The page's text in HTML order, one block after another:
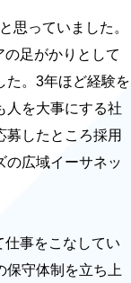
思っていました。
足がかりとして
た。3年ほど経験を
人を大事にする社
募したところ採用
の広域イーサネッ
仕事をこなしてい
保守体制を立ち上